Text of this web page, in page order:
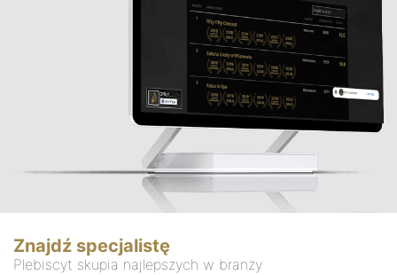
Znajdź specjalistę
Plebiscyt skupia najlepszych w branży